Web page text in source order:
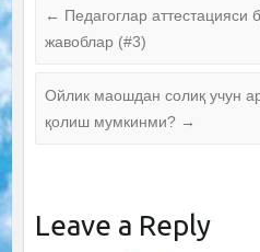
← Педагоглар аттестацияси
жавоблар (#3)
Ойлик маошдан солиқ учун
қолиш мумкинми? →
Leave a Reply